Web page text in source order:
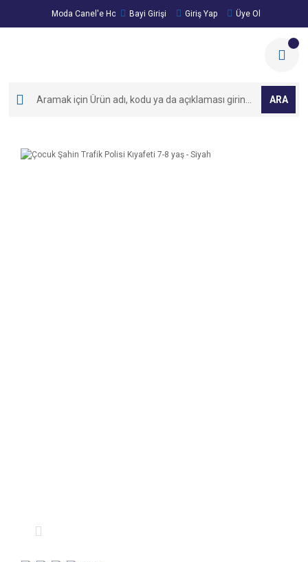
Moda Canel'e Hoşgeldiniz!
Bayi Girişi Giriş Yap Üye Ol
ARA